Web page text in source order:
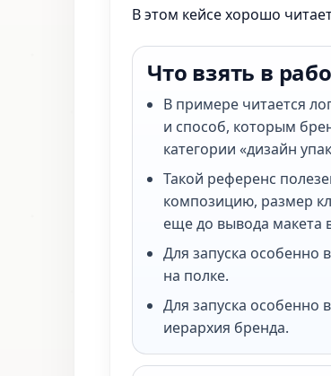
В этом кейсе хорошо
Что взять в
В примере читается
и способ, которым
категории «дизайн
Такой референс
композицию, размер
еще до вывода макета
Для запуска особенно
на полке.
Для запуска особенно
иерархия бренда.